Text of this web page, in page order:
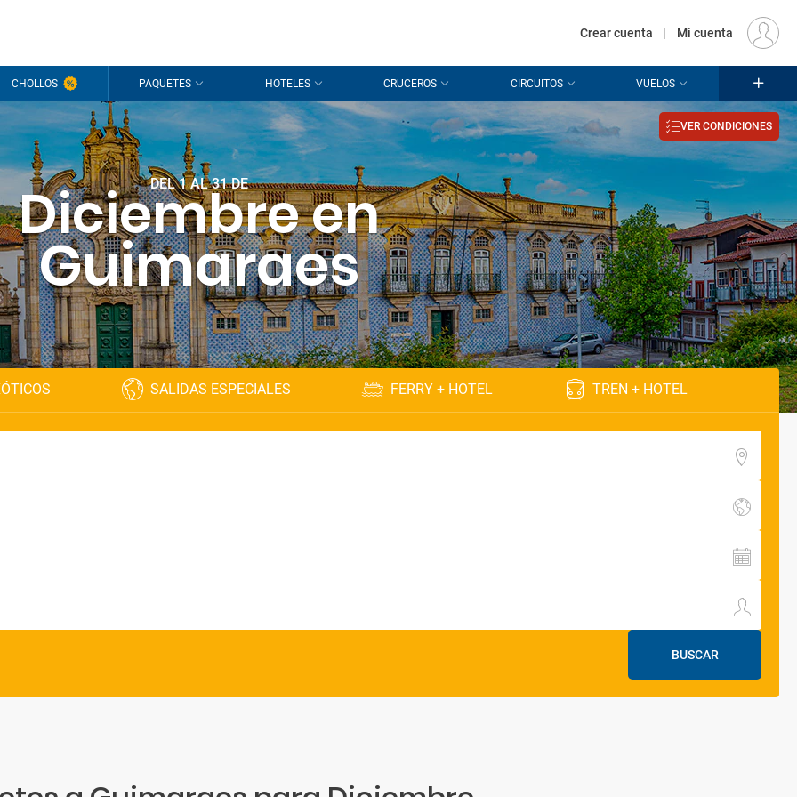
EUR
Crear cuenta | Mi cuenta
CHOLLOS PAQUETES HOTELES CRUCEROS CIRCUITOS VUELOS
DEL 1 AL 31 DE
Diciembre en
Guimaraes
VER CONDICIONES
SALIDAS ESPECIALES FERRY + HOTEL TREN + HOTEL
BUSCAR